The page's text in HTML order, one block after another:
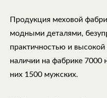
Продукция меховой
модными деталями,
практичностью и
наличии на фабрике 7000
них 1500 мужских.